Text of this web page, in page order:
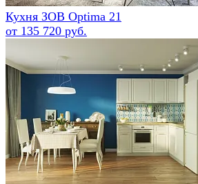
Кухня ЗОВ Optima 21
от 135 720 руб.